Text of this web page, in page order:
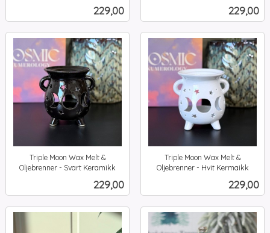
Pris
229,00 Pris
229,00
Triple Moon Wax Melt &
Oljebrenner - Svart Keramikk
Pris
229,00
Triple Moon Wax Melt &
Oljebrenner - Hvit Kermaikk
Pris
229,00